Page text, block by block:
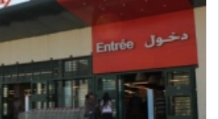
PÉTROLE : LE BARIL DE BRENT
REPASSE AU-D...
LES PRIX DU PÉTROLE
GRIMPENT SOUS L...